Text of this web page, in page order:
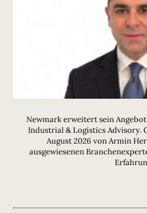
Newmark erweitert sein
Industrial & Logistics Advisory.
August 2026 von Armin
ausgewiesenen